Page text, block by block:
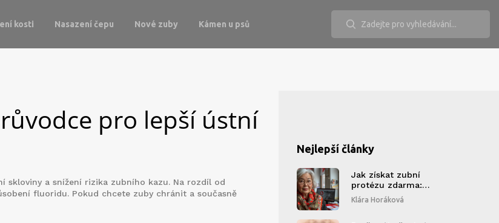
kosti Nasazení čepu Nové zuby Kámen u psů
pro lepší ústní
skloviny a snížení rizika zubního kazu. Na rozdíl od
fluoridu. Pokud chcete zuby chránit a současně
Nejlepší články
Jak získat zubní
protézu zdarma:
Průvodce nároky a
postupy
Klára Horáková